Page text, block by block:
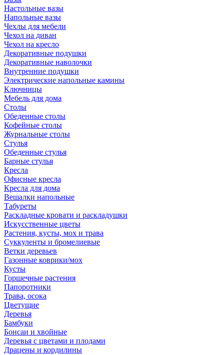
Настольные вазы
Напольные вазы
Чехлы для мебели
Чехол на диван
Чехол на кресло
Декоративные подушки
Декоративные наволочки
Внутренние подушки
Электрические напольные камины
Ключницы
Мебель для дома
Столы
Обеденные столы
Кофейные столы
Журнальные столы
Стулья
Обеденные стулья
Барные стулья
Кресла
Офисные кресла
Кресла для дома
Вешалки напольные
Табуреты
Раскладные кровати и раскладушки
Искусственные цветы
Растения, кусты, мох и трава
Суккуленты и бромелиевые
Ветки деревьев
Газонные коврики/мох
Кусты
Горшечные растения
Папоротники
Трава, осока
Цветущие
Деревья
Бамбуки
Бонсаи и хвойные
Деревья с цветами и плодами
Драцены и кордилины